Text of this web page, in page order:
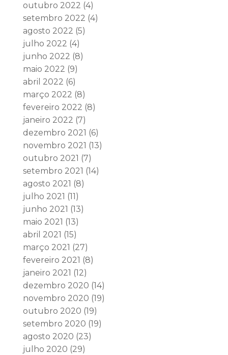
outubro 2022 (4)
setembro 2022 (4)
agosto 2022 (5)
julho 2022 (4)
junho 2022 (8)
maio 2022 (9)
abril 2022 (6)
março 2022 (8)
fevereiro 2022 (8)
janeiro 2022 (7)
dezembro 2021 (6)
novembro 2021 (13)
outubro 2021 (7)
setembro 2021 (14)
agosto 2021 (8)
julho 2021 (11)
junho 2021 (13)
maio 2021 (13)
abril 2021 (15)
março 2021 (27)
fevereiro 2021 (8)
janeiro 2021 (12)
dezembro 2020 (14)
novembro 2020 (19)
outubro 2020 (19)
setembro 2020 (19)
agosto 2020 (23)
julho 2020 (29)